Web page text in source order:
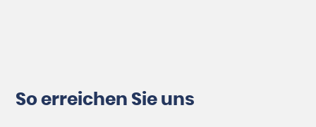
So erreichen Sie uns